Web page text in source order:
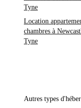
Tyne
Location
chambres à
Tyne
Autres types